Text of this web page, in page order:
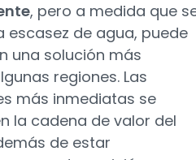
, pero a medida que
escasez de agua, puede
una solución más
regiones. Las
más inmediatas se
la cadena de valor del
de estar